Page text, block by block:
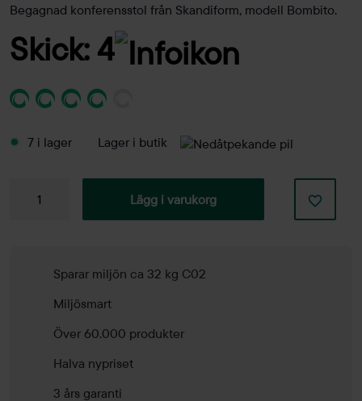
Begagnad konferensstol från Skandiform, modell Bombito.
Skick: 4
7 i lager Lager i butik
Konferensstol
Lägg i varukorg
Sparar miljön ca 32 kg C02
Miljösmart
Över 60.000 produkter
Halva nypriset
3 års garanti